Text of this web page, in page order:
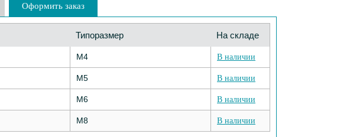
Оформить заказ
Типоразмер На складе
М4 В наличии
М5 В наличии
М6 В наличии
М8 В наличии